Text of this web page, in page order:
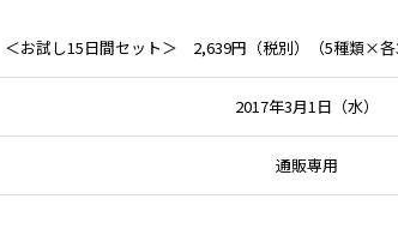
＜お試し15日間セット＞ 2,639円（税別）（5種類×各3
2017年3月1日（水）
通販専用